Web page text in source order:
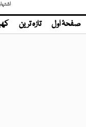
صفحۂ اول تازہ ترین